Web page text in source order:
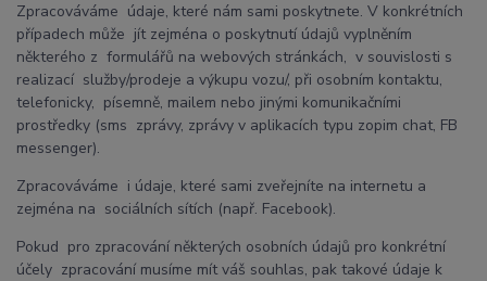
Zpracováváme údaje, které nám sami poskytnete. V konkrétních
případech může jít zejména o poskytnutí údajů vyplněním
některého z formulářů na webových stránkách, v souvislosti s
realizací služby/prodeje a výkupu vozu/, při osobním kontaktu,
telefonicky, písemně, mailem nebo jinými komunikačními
prostředky (sms zprávy, zprávy v aplikacích typu zopim chat, FB
messenger).
Zpracováváme i údaje, které sami zveřejníte na internetu a
zejména na sociálních sítích (např. Facebook).
Pokud pro zpracování některých osobních údajů pro konkrétní
účely zpracování musíme mít váš souhlas, pak takové údaje k